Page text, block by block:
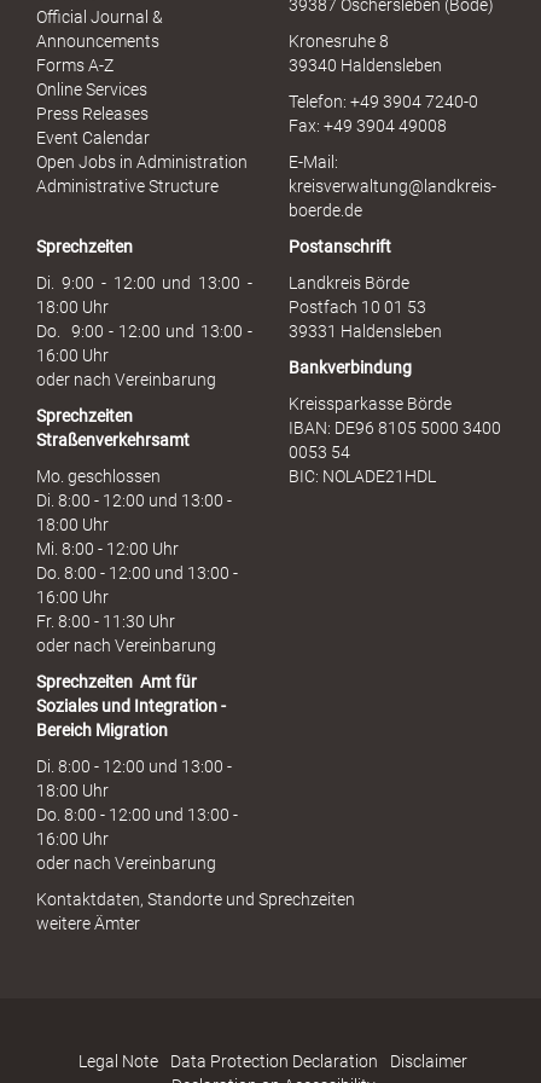
u
h
Official Journal &
Announcements
Forms A-Z
Online Services
Press Releases
Event Calendar
Open Jobs in Administration
Administrative Structure
39387 Oschersleben (Bode)
Kronesruhe 8
39340 Haldensleben
Telefon: +49 3904 7240-0
Fax: +49 3904 49008
E-Mail:
kreisverwaltung@landkreis-
boerde.de
Sprechzeiten
Di. 9:00 - 12:00 und 13:00 -
18:00 Uhr
Do. 9:00 - 12:00 und 13:00 -
16:00 Uhr
oder nach Vereinbarung
Sprechzeiten
Straßenverkehrsamt
Mo. geschlossen
Di. 8:00 - 12:00 und 13:00 -
18:00 Uhr
Mi. 8:00 - 12:00 Uhr
Do. 8:00 - 12:00 und 13:00 -
16:00 Uhr
Fr. 8:00 - 11:30 Uhr
oder nach Vereinbarung
Sprechzeiten Amt für
Soziales und Integration -
Bereich Migration
Di. 8:00 - 12:00 und 13:00 -
18:00 Uhr
Do. 8:00 - 12:00 und 13:00 -
16:00 Uhr
oder nach Vereinbarung
Postanschrift
Landkreis Börde
Postfach 10 01 53
39331 Haldensleben
Bankverbindung
Kreissparkasse Börde
IBAN: DE96 8105 5000 3400
0053 54
BIC: NOLADE21HDL
Kontaktdaten, Standorte und Sprechzeiten
weitere Ämter
Legal Note Data Protection Declaration
Disclaimer